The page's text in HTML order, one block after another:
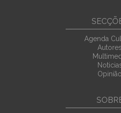
Agenda
Autores
Opinião